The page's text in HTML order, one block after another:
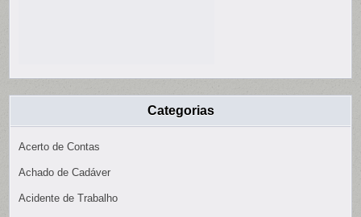
Categorias
Acerto de Contas
Achado de Cadáver
Acidente de Trabalho